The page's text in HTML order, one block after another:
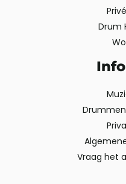
Drum
Vraag het